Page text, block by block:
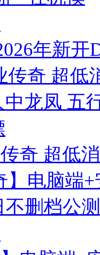
年新开
奇 超低